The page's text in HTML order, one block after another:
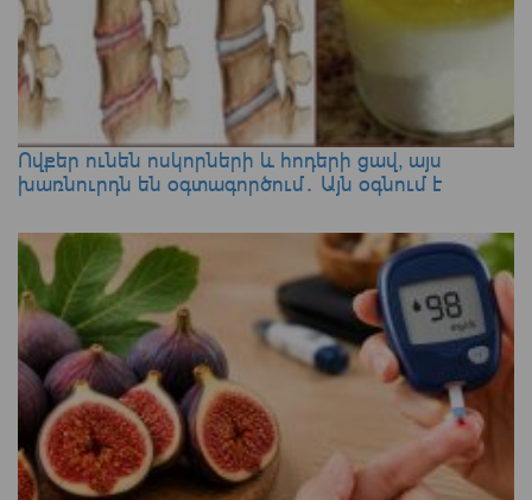
Ովքեր ունեն ոսկորների և հոդերի ցավ, այս
խառնուրդն են օգտագործում․ Այն օգնում է